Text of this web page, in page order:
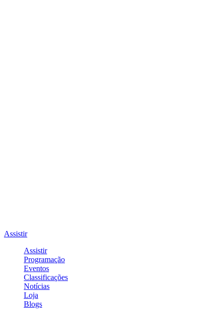
Assistir
Assistir
Programação
Eventos
Classificações
Notícias
Loja
Blogs